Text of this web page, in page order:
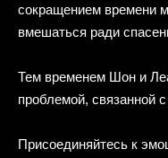
сокращением времени
вмешаться ради
Тем временем Шон и
проблемой, связанной
Присоединяйтесь к